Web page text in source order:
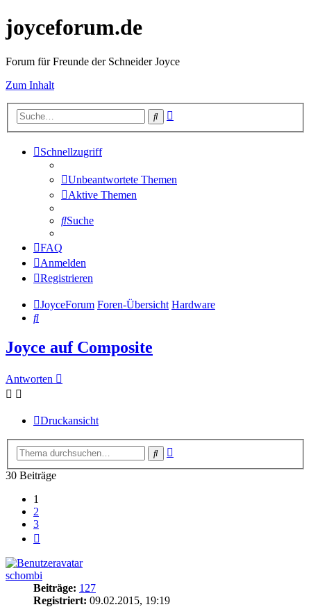
joyceforum.de
Forum für Freunde der Schneider Joyce
Zum Inhalt
Suche
Schnellzugriff
Unbeantwortete Themen
Aktive Themen
Suche
FAQ
Anmelden
Registrieren
JoyceForum Foren-Übersicht Hardware
Suche
Joyce auf Composite
Antworten
Druckansicht
Suche
30 Beiträge
1
2
3
schombi
Beiträge: 127
Registriert: 09.02.2015, 19:19